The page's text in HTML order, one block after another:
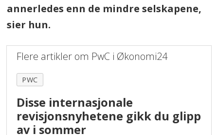
annerledes enn de mindre selskapene,
sier hun.
Flere artikler om PwC i Økonomi24
PWC
Disse internasjonale
revisjonsnyhetene gikk du glipp
av i sommer